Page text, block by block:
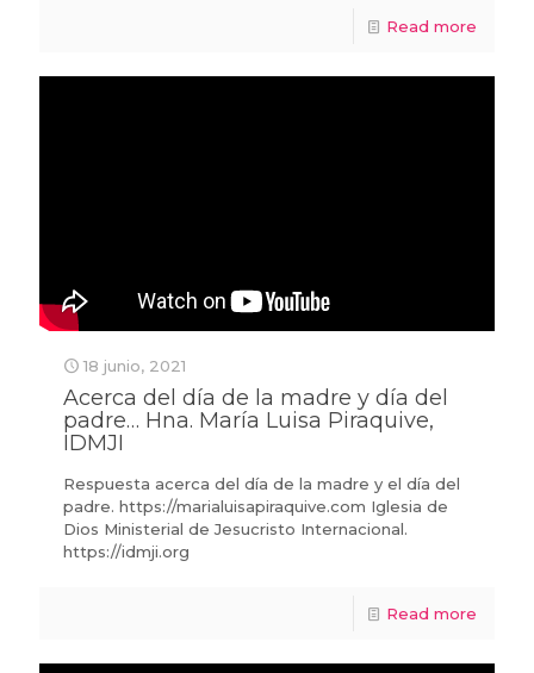
Read more
18 junio, 2021
Acerca del día de la madre y día del
padre… Hna. María Luisa Piraquive,
IDMJI
Respuesta acerca del día de la madre y el día del
padre. https://marialuisapiraquive.com Iglesia de
Dios Ministerial de Jesucristo Internacional.
https://idmji.org
Read more